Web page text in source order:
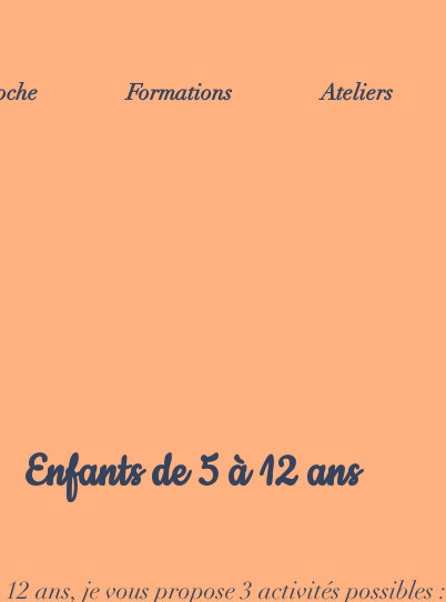
Formations Ateliers
Enfants de 5 à 12 ans
ans, je vous propose 3 activités possibles :